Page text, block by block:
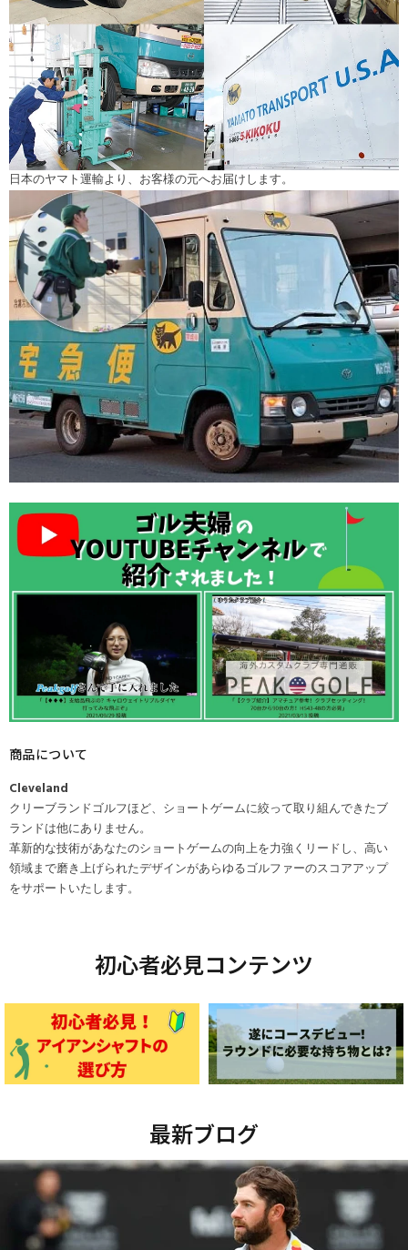
日本のヤマト運輸より、お客様の元へお届けします。
商品について
Cleveland
クリーブランドゴルフほど、ショートゲームに絞って取り組んできたブ
ランドは他にありません。
革新的な技術があなたのショートゲームの向上を力強くリードし、高い
領域まで磨き上げられたデザインがあらゆるゴルファーのスコアアップ
をサポートいたします。
初心者必見コンテンツ
最新ブログ